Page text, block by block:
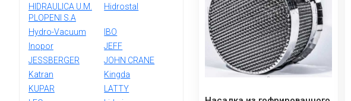
HIDRAULICA U.M.
PLOPENI S.A
Hidrostal
Hydro-Vacuum
IBO
Inopor
JEFF
JESSBERGER
JOHN CRANE
Katran
Kingda
KUPAR
LATTY